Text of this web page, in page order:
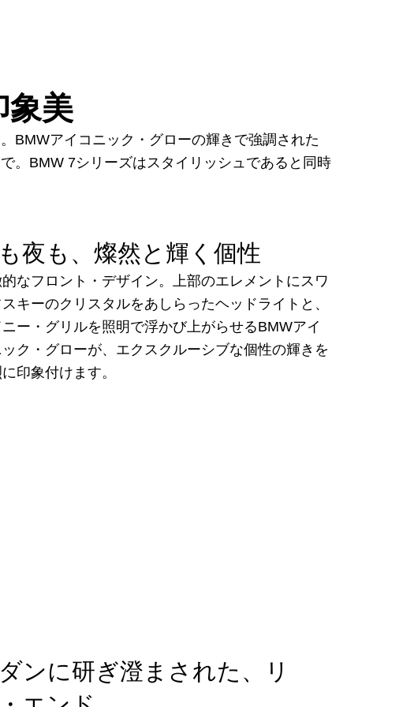
象美
BMWアイコニック・グローの輝きで強調された
。BMW 7シリーズはスタイリッシュであると同時
夜も、燦然と輝く個性
なフロント・デザイン。上部のエレメントにスワ
スキーのクリスタルをあしらったヘッドライトと、
ー・グリルを照明で浮かび上がらせるBMWアイ
ック・グローが、エクスクルーシブな個性の輝きを
印象付けます。
ンに研ぎ澄まされた、リ